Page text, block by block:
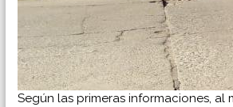
Según las primeras informaciones,